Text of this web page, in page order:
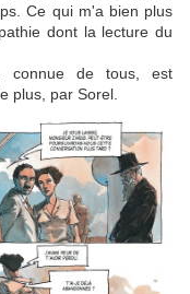
Ce qui m'a bien plus
dont la lecture du
de tous, est
plus, par Sorel.